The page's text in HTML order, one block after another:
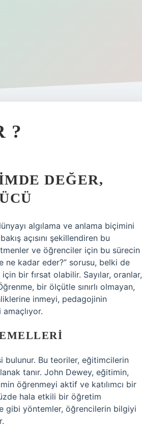
?
DEĞER,
algılama ve anlama biçimini
açısını şekillendiren bu
ve öğrenciler için bu sürecin
ne kadar eder?” sorusu, belki de
bir fırsat olabilir. Sayılar, oranlar,
bir ölçütle sınırlı olmayan,
inmeyi, pedagojinin
bulunur. Bu teoriler, eğitimcilerin
tanır. John Dewey, eğitimin,
öğrenmeyi aktif ve katılımcı bir
hala etkili bir öğretim
gibi yöntemler, öğrencilerin bilgiyi